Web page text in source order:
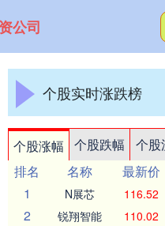
公司
个股实时涨跌榜
个股涨幅 个股跌幅 个股
排名
名称 最新价
1
N展芯 116.52
2 锐翔智能 110.02